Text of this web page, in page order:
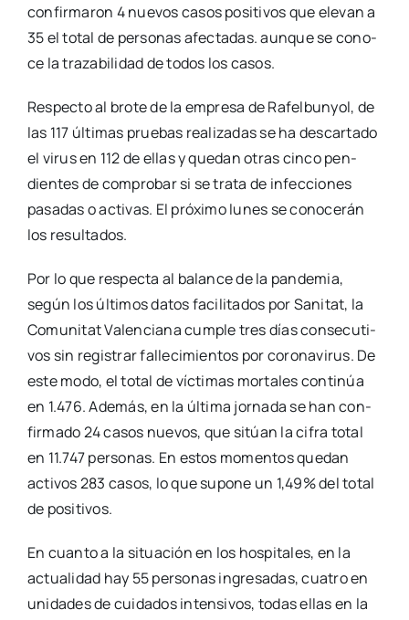
con­fir­ma­ron 4 nue­vos casos posi­ti­vos que ele­van a
35 el total de per­so­nas afec­ta­das. aun­que se cono­
ce la tra­za­bi­li­dad de todos los casos.
Res­pec­to al bro­te de la empre­sa de Rafel­bun­yol, de
las 117 últi­mas prue­bas rea­li­za­das se ha des­car­ta­do
el virus en 112 de ellas y que­dan otras cin­co pen­
dien­tes de com­pro­bar si se tra­ta de infec­cio­nes
pasa­das o acti­vas. El pró­xi­mo lunes se cono­ce­rán
los resul­ta­dos.
Por lo que res­pec­ta al balan­ce de la pan­de­mia,
según los últi­mos datos faci­li­ta­dos por Sani­tat, la
Comu­ni­tat Valen­cia­na cum­ple tres días con­se­cu­ti­
vos sin regis­trar falle­ci­mien­tos por coro­na­vi­rus. De
este modo, el total de víc­ti­mas mor­ta­les con­ti­núa
en 1.476. Ade­más, en la últi­ma jor­na­da se han con­
fir­ma­do 24 casos nue­vos, que sitúan la cifra total
en 11.747 per­so­nas. En estos momen­tos que­dan
acti­vos 283 casos, lo que supo­ne un 1,49% del total
de posi­ti­vos.
En cuan­to a la situa­ción en los hos­pi­ta­les, en la
actua­li­dad hay 55 per­so­nas ingre­sa­das, cua­tro en
uni­da­des de cui­da­dos inten­si­vos, todas ellas en la